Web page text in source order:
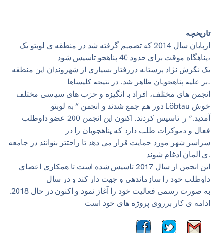
تاریخچه
ازپایان سال 2014 که تصمیم گرفته شد در منطقه ی لوبتو یک
پناهگاه موقت برای حدود 40 پناهجو تاسیس شود،
یک نگرش نژاد پرستانه دررفتار بسیاری از شهروندان این منطقه
بر علیه پناهجویان ظاهر شد. در نتیجه کلیساها،
انجمن های مختلف، افراد با انگیزه و حزب های سیاسی مختلف
دور هم جمع شدند و انجمن “ به لوبتو Löbtau خوش
آمدید.“ را تاسیس کردند. اکنون این انجمن 200 عضو داوطلب
فعال و دموکرات طلب دارد که پناهجویان را در
سراسر شهر مورد حمایت قرار می دهد تا راحتتر بتوانند در جامعه
ی آلمان ادغام شوند.
این انجمن از سال 2017 تاسیس شده است تا همکاری اعضای
داوطلب خود را سازماندهی و جهت دار کند و در سال
.2018 به صورت رسمی فعالیت خود را آغاز نمود و اکنون در حال
ادامه ی کار برروی پروژه های خود است